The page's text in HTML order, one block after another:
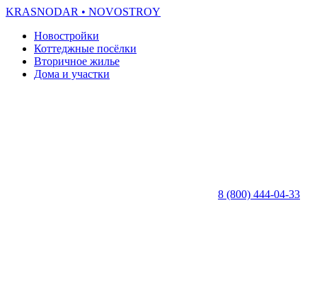
KRASNODAR • NOVOSTROY
Новостройки
Коттеджные посёлки
Вторичное жилье
Дома и участки
8 (800) 444-04-33